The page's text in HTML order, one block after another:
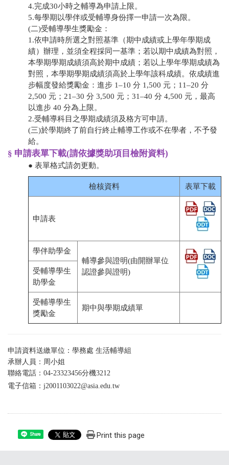
4.完成30小時之輔導為申請上限。
5.每學期以學伴或受輔導身份擇一申請一次為限。
(二)受輔導學生獎勵金：
1.依申請時所選之對照基準（期中成績或上學年學期成
績）辦理，並須全程採同一基準；若以期中成績為對照，
本學期學期成績須高於期中成績；若以上學年學期成績為
對照，本學期學期成績須高於上學年該科成績。依成績進
步幅度發給獎勵金：進步 1–10 分 1,500 元；11–20 分
2,500 元；21–30 分 3,500 元；31–40 分 4,500 元，最高
以進步 40 分為上限。
2.受輔導科目之學期成績須及格方可申請。
(三)於學期終了前自行終止輔導工作或不在學者，不予發
給。
§ 申請表單下載(請依據獎助項目檢附資料)
● 表單格式請勿更動。
檢核資料 表單下載
申請表
學伴助學金
輔導參與證明(由開辦單位
認證參與證明)
受輔導學生
助學金
受輔導學生
獎勵金
期中與學期成績單
申請資料送繳單位：學務處 生活輔導組
承辦人員：周小姐
聯絡電話：04-23323456分機3212
電子信箱： j2001103022@asia.edu.tw
Share Print this page